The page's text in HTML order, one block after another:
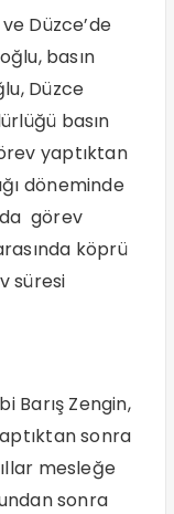
Düzce’de
basın
Düzce
basın
yaptıktan
döneminde
da görev
köprü
süresi
Barış Zengin,
sonra
mesleğe
sonra